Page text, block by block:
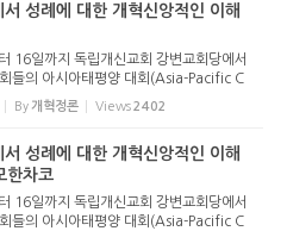
서 성례에 대한 개혁신앙적인 이해
16일까지 독립개신교회 강변교회당에서
들의 아시아태평양 대회(Asia-Pacific C
Churches. 약칭 AP-CRC, 주
있었던 공개강연에서 발표된 모한차코
By 개혁정론 Views2402
서 성례에 대한 개혁신앙적인 이해
한차코
16일까지 독립개신교회 강변교회당에서
들의 아시아태평양 대회(Asia-Pacific C